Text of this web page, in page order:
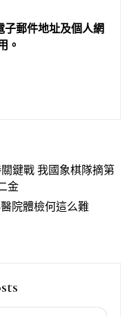
郵件地址及個人網
。
鍵戰 我國象棋隊摘第
金
院體檢何這么難